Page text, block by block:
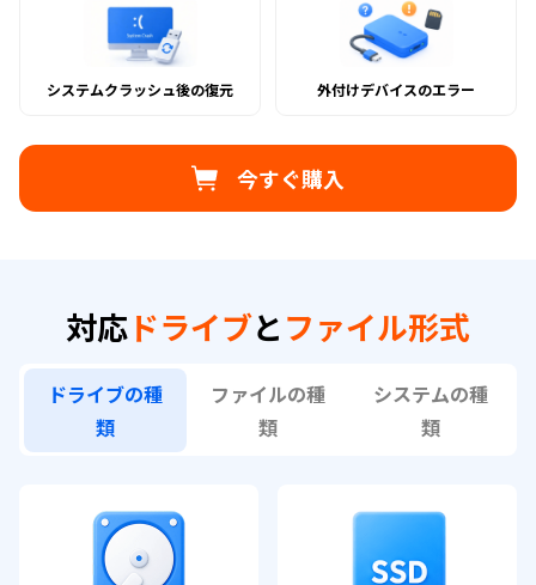
パーティション消失からの復元
消失・削除・アクセス不能になっ
パーティションからファイルを
RAWになったHDD復旧
ファイルシステムのエラーや破損
RAWドライブになってしま
ったHDDからも、データを安全に
復旧できます。
システムクラッシュ後の復元
システムクラッシュ後の復元
システムクラッシュや予期せぬ障
害が発生した後でも、HDD・
SSD・外付けHDDから安全にファ
イルを復元します。
外付けデバイスのエラー
外付けデバイスのエラー
エラーや接続トラブルが発生した
USBメモリ・SDカード・外付け
す。
今すぐ購入
対応ドライブとファイル形式
ドライブの種
類
ファイルの種
類
システムの種
類